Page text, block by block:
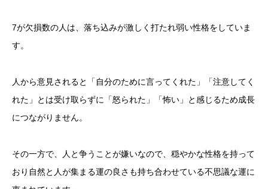
7が欠損数の人は、落ち込みが激しく打たれ弱い性格をしていま
す。
人から意見されると「自分のために言ってくれた」「注意してく
れた」とは受け取らずに「怒られた」「怖い」と感じるため成長
につながりません。
その一方で、人と争うことが嫌いなので、穏やかな性格を持って
おり自然と人が集まる運の良さも持ち合わせている不思議な運に